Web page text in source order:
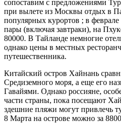
сопоставим с предложениями
при вылете из Москвы отдых в
популярных курортов ; в
пары (включая завтраки), на
80000. В Тайланде немногие
однако цены в местных
путешественника.
Китайский остров Хайнань
Средиземного моря, а еще его
Гавайями. Однако россияне,
части страны, пока посещают
здешние пляжи могут привлечь
8 Марта на острове можно за